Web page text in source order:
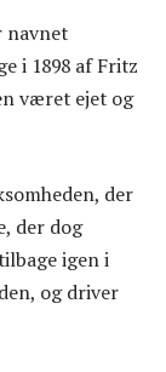
navnet
i 1898 af Fritz
været ejet og
der
der dog
igen i
og driver